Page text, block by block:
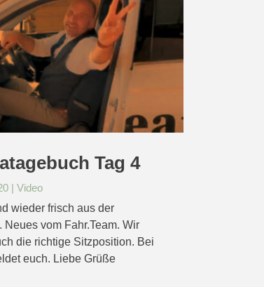
Tag 4
| Video
wieder frisch aus der
Neues vom Fahr.Team. Wir
die richtige Sitzposition. Bei
euch. Liebe Grüße